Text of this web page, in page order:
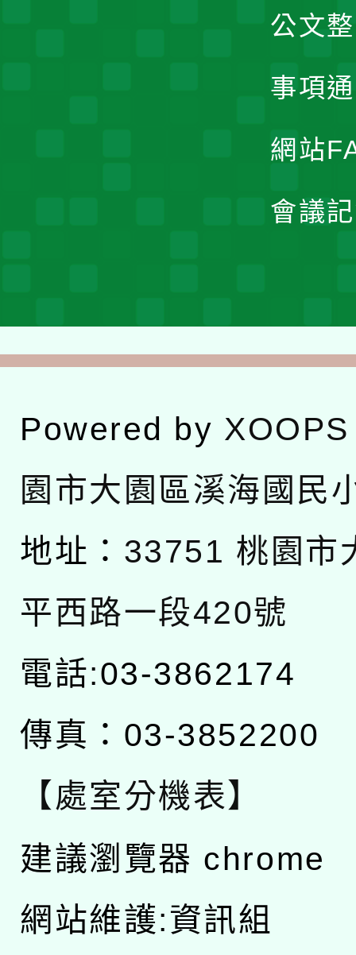
公文
事項
網站
會議
Powered by XOOPS
園市大園區溪海國民
地址： 33751 桃園市
平西路一段420號
電話:03-3862174
傳真：03-3852200
【處室分機表】
建議瀏覽器 chrome
網站維護:資訊組